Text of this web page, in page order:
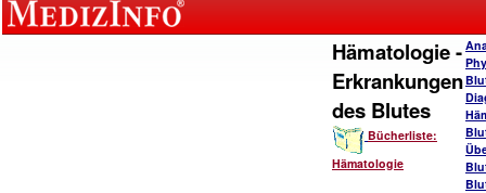
Hämatologie -
Erkrankungen
des Blutes
Bücherliste:
Hämatologie